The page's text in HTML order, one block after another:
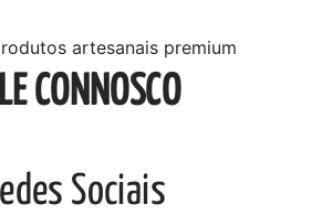
CONNOSCO
Sociais